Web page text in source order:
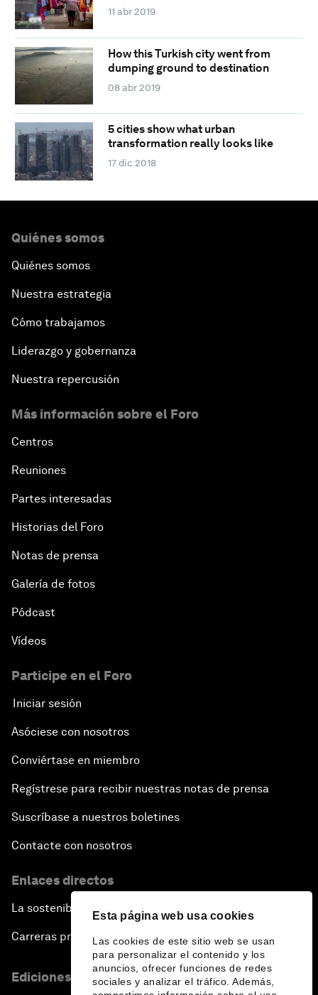
Esta página web usa cookies
Las cookies de este sitio web se usan
para personalizar el contenido y los
anuncios, ofrecer funciones de redes
sociales y analizar el tráfico. Además,
11 abr 2019
How this Turkish city went from
dumping ground to destination
08 abr 2019
5 cities show what urban
transformation really looks like
17 dic 2018
Quiénes somos
Quiénes somos
Nuestra estrategia
Cómo trabajamos
Liderazgo y gobernanza
Nuestra repercusión
Más información sobre el Foro
Centros
Reuniones
Partes interesadas
Historias del Foro
Notas de prensa
Galería de fotos
Pódcast
Vídeos
Participe en el Foro
Iniciar sesión
Asóciese con nosotros
Conviértase en miembro
Regístrese para recibir nuestras notas de prensa
Suscríbase a nuestros boletines
Contacte con nosotros
Enlaces directos
La sostenibilidad en el Foro
Carreras profesionales
Ediciones en otros idiomas